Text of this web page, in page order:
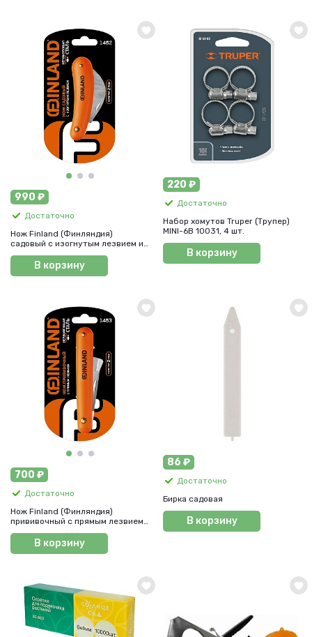
990 ₽
Достаточно
Нож Finland (Финляндия)
садовый с изогнутым лезвием из
нерж. стали, арт. 1452
В корзину
220 ₽
Достаточно
Набор хомутов Truper (Трупер)
MINI-6B 10031, 4 шт.
В корзину
700 ₽
Достаточно
Нож Finland (Финляндия)
прививочный с прямым лезвием
из нерж стали, арт. 1453
В корзину
86 ₽
Достаточно
Бирка садовая
В корзину